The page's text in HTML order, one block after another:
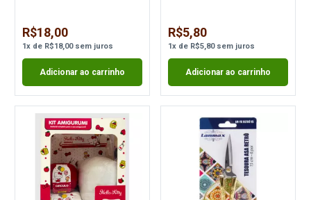
R$18,00
1x de R$18,00sem juros
Adicionar ao carrinho
R$5,80
1xde R$5,80sem juros
Adicionar ao carrinho